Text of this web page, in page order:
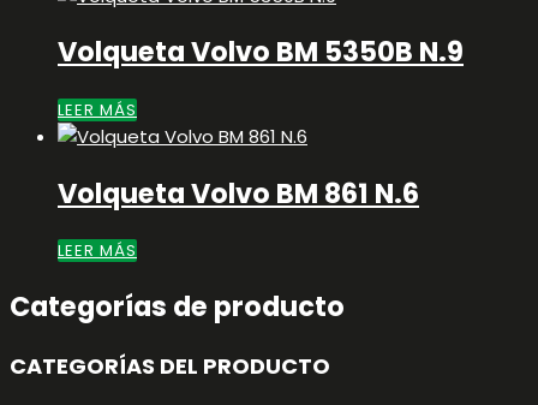
Volqueta Volvo BM 5350B N.9
LEER MÁS
Volqueta Volvo BM 861 N.6
LEER MÁS
Categorías de producto
CATEGORÍAS DEL PRODUCTO